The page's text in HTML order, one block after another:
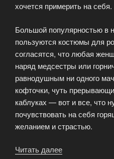
хочется примерить на себя.
Большой популярностью в
пользуются костюмы для
согласятся, что любая
наряд медсестры или
равнодушным ни одного
кофточки, чуть
каблуках — вот и все, что
почувствовать на себя
желанием и страстью.
Читать далее